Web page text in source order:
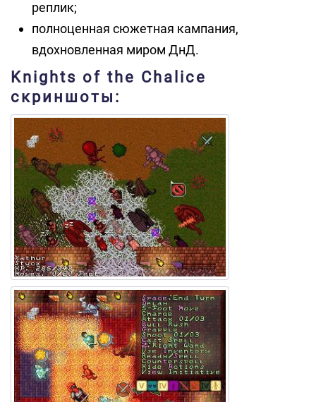
реплик;
полноценная сюжетная кампания,
вдохновленная миром ДнД.
Knights of the Chalice
скриншоты: